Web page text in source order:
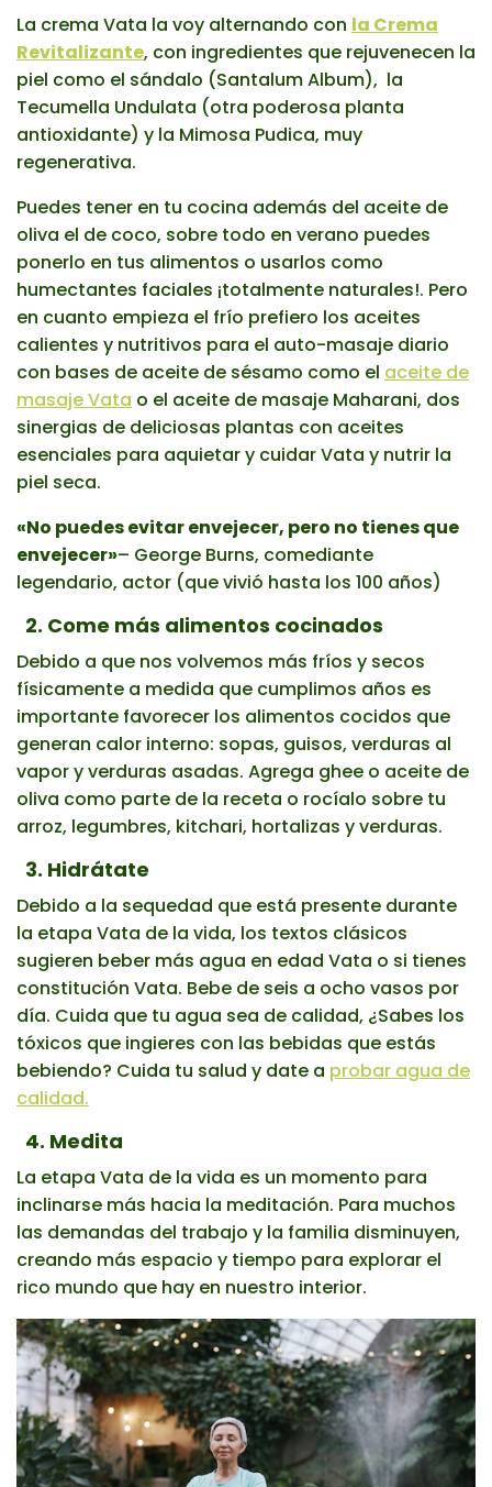
La crema Vata la voy alternando con la Crema
Revitalizante, con ingredientes que rejuvenecen la
piel como el sándalo (Santalum Album), la
Tecumella Undulata (otra poderosa planta
antioxidante) y la Mimosa Pudica, muy
regenerativa.
Puedes tener en tu cocina además del aceite de
oliva el de coco, sobre todo en verano puedes
ponerlo en tus alimentos o usarlos como
humectantes faciales ¡totalmente naturales!. Pero
en cuanto empieza el frío prefiero los aceites
calientes y nutritivos para el auto-masaje diario
con bases de aceite de sésamo como el aceite de
masaje Vata o el aceite de masaje Maharani, dos
sinergias de deliciosas plantas con aceites
esenciales para aquietar y cuidar Vata y nutrir la
piel seca.
«No puedes evitar envejecer, pero no tienes que
envejecer»– George Burns, comediante
legendario, actor (que vivió hasta los 100 años)
2. Come más alimentos cocinados
Debido a que nos volvemos más fríos y secos
físicamente a medida que cumplimos años es
importante favorecer los alimentos cocidos que
generan calor interno: sopas, guisos, verduras al
vapor y verduras asadas. Agrega ghee o aceite de
oliva como parte de la receta o rocíalo sobre tu
arroz, legumbres, kitchari, hortalizas y verduras.
3. Hidrátate
Debido a la sequedad que está presente durante
la etapa Vata de la vida, los textos clásicos
sugieren beber más agua en edad Vata o si tienes
constitución Vata. Bebe de seis a ocho vasos por
día. Cuida que tu agua sea de calidad, ¿Sabes los
tóxicos que ingieres con las bebidas que estás
bebiendo? Cuida tu salud y date a probar agua de
calidad.
4. Medita
La etapa Vata de la vida es un momento para
inclinarse más hacia la meditación. Para muchos
las demandas del trabajo y la familia disminuyen,
creando más espacio y tiempo para explorar el
rico mundo que hay en nuestro interior.